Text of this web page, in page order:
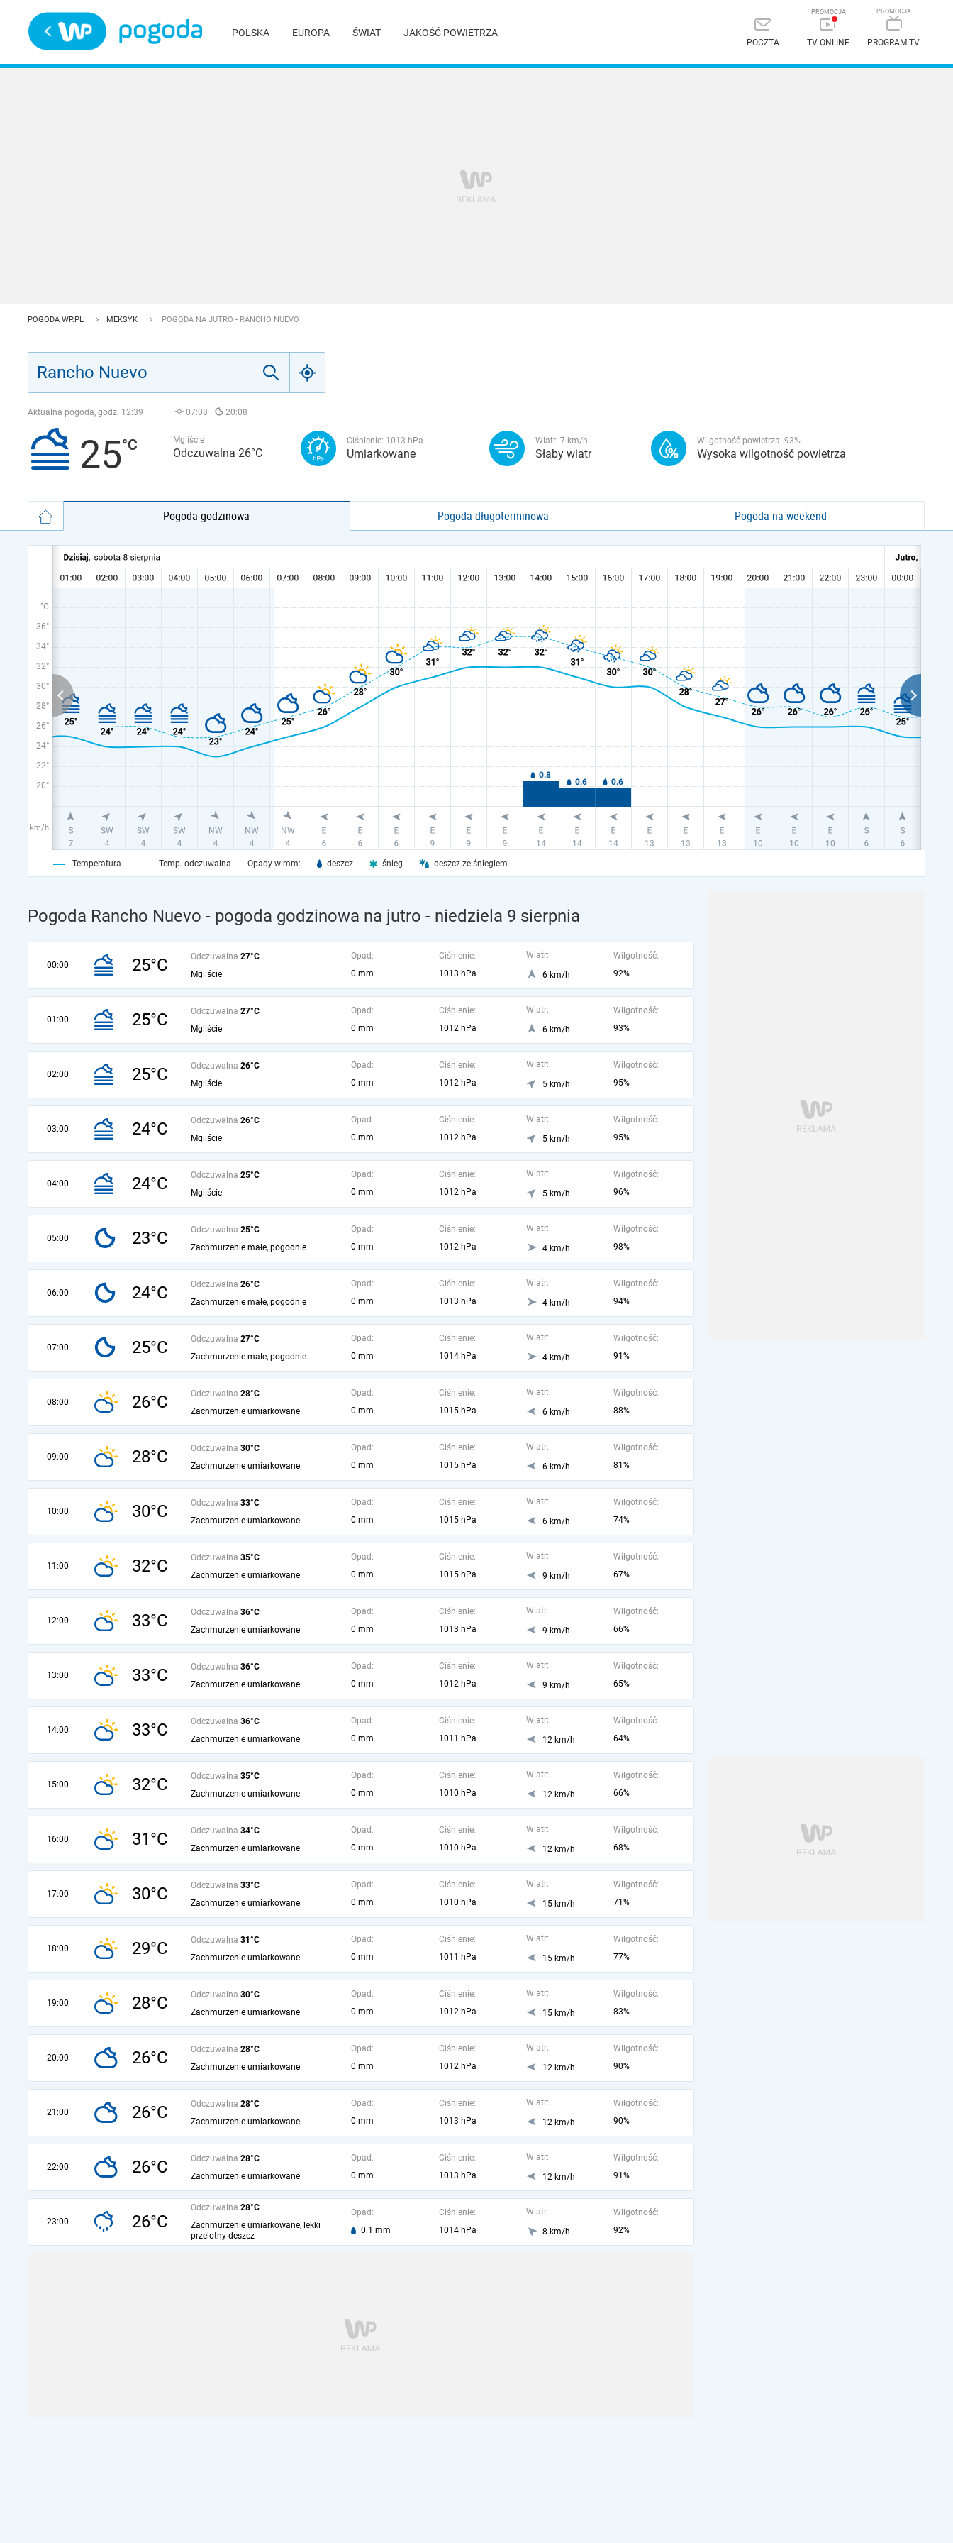
POLSKA EUROPA ŚWIAT JAKOŚĆ POWIETRZA
POCZTA TV ONLINE PROGRAM TV
POGODA WP.PL MEKSYK POGODA NA JUTRO - RANCHO NUEVO
Aktualna pogoda, godz. 12:39 07:08 20:08
25 Mgliście
Odczuwalna 26°C
Ciśnienie: 1013 hPa
Umiarkowane
Wiatr: 7 km/h
Słaby wiatr
Wilgotność powietrza: 93%
Wysoka wilgotność powietrza
Pogoda godzinowa Pogoda długoterminowa Pogoda na weekend
°C
36°
34°
32°
30°
28°
26°
24°
22°
20°
km/h
Temperatura Temp. odczuwalna Opady w mm: deszcz śnieg deszcz ze śniegiem
Pogoda Rancho Nuevo - pogoda godzinowa na jutro - niedziela 9 sierpnia
00:00 25°C Odczuwalna 27°C
Mgliście
Opad:
0 mm
Ciśnienie:
1013 hPa
Wiatr:
6 km/h
Wilgotność:
92%
01:00 25°C Odczuwalna 27°C
Mgliście
Opad:
0 mm
Ciśnienie:
1012 hPa
Wiatr:
6 km/h
Wilgotność:
93%
02:00 25°C Odczuwalna 26°C
Mgliście
Opad:
0 mm
Ciśnienie:
1012 hPa
Wiatr:
5 km/h
Wilgotność:
95%
03:00 24°C Odczuwalna 26°C
Mgliście
Opad:
0 mm
Ciśnienie:
1012 hPa
Wiatr:
5 km/h
Wilgotność:
95%
04:00 24°C Odczuwalna 25°C
Mgliście
Opad:
0 mm
Ciśnienie:
1012 hPa
Wiatr:
5 km/h
Wilgotność:
96%
05:00 23°C Odczuwalna 25°C
Zachmurzenie małe, pogodnie
Opad:
0 mm
Ciśnienie:
1012 hPa
Wiatr:
4 km/h
Wilgotność:
98%
06:00 24°C Odczuwalna 26°C
Zachmurzenie małe, pogodnie
Opad:
0 mm
Ciśnienie:
1013 hPa
Wiatr:
4 km/h
Wilgotność:
94%
07:00 25°C Odczuwalna 27°C
Zachmurzenie małe, pogodnie
Opad:
0 mm
Ciśnienie:
1014 hPa
Wiatr:
4 km/h
Wilgotność:
91%
08:00 26°C Odczuwalna 28°C
Zachmurzenie umiarkowane
Opad:
0 mm
Ciśnienie:
1015 hPa
Wiatr:
6 km/h
Wilgotność:
88%
09:00 28°C Odczuwalna 30°C
Zachmurzenie umiarkowane
Opad:
0 mm
Ciśnienie:
1015 hPa
Wiatr:
6 km/h
Wilgotność:
81%
10:00 30°C Odczuwalna 33°C
Zachmurzenie umiarkowane
Opad:
0 mm
Ciśnienie:
1015 hPa
Wiatr:
6 km/h
Wilgotność:
74%
11:00 32°C Odczuwalna 35°C
Zachmurzenie umiarkowane
Opad:
0 mm
Ciśnienie:
1015 hPa
Wiatr:
9 km/h
Wilgotność:
67%
12:00 33°C Odczuwalna 36°C
Zachmurzenie umiarkowane
Opad:
0 mm
Ciśnienie:
1013 hPa
Wiatr:
9 km/h
Wilgotność:
66%
13:00 33°C Odczuwalna 36°C
Zachmurzenie umiarkowane
Opad:
0 mm
Ciśnienie:
1012 hPa
Wiatr:
9 km/h
Wilgotność:
65%
14:00 33°C Odczuwalna 36°C
Zachmurzenie umiarkowane
Opad:
0 mm
Ciśnienie:
1011 hPa
Wiatr:
12 km/h
Wilgotność:
64%
15:00 32°C Odczuwalna 35°C
Zachmurzenie umiarkowane
Opad:
0 mm
Ciśnienie:
1010 hPa
Wiatr:
12 km/h
Wilgotność:
66%
16:00 31°C Odczuwalna 34°C
Zachmurzenie umiarkowane
Opad:
0 mm
Ciśnienie:
1010 hPa
Wiatr:
12 km/h
Wilgotność:
68%
17:00 30°C Odczuwalna 33°C
Zachmurzenie umiarkowane
Opad:
0 mm
Ciśnienie:
1010 hPa
Wiatr:
15 km/h
Wilgotność:
71%
18:00 29°C Odczuwalna 31°C
Zachmurzenie umiarkowane
Opad:
0 mm
Ciśnienie:
1011 hPa
Wiatr:
15 km/h
Wilgotność:
77%
19:00 28°C Odczuwalna 30°C
Zachmurzenie umiarkowane
Opad:
0 mm
Ciśnienie:
1012 hPa
Wiatr:
15 km/h
Wilgotność:
83%
20:00 26°C Odczuwalna 28°C
Zachmurzenie umiarkowane
Opad:
0 mm
Ciśnienie:
1012 hPa
Wiatr:
12 km/h
Wilgotność:
90%
21:00 26°C Odczuwalna 28°C
Zachmurzenie umiarkowane
Opad:
0 mm
Ciśnienie:
1013 hPa
Wiatr:
12 km/h
Wilgotność:
90%
22:00 26°C Odczuwalna 28°C
Zachmurzenie umiarkowane
Opad:
0 mm
Ciśnienie:
1013 hPa
Wiatr:
12 km/h
Wilgotność:
91%
23:00 26°C
Odczuwalna 28°C
Zachmurzenie umiarkowane, lekki
przelotny deszcz
Opad:
0.1 mm
Ciśnienie:
1014 hPa
Wiatr:
8 km/h
Wilgotność:
92%